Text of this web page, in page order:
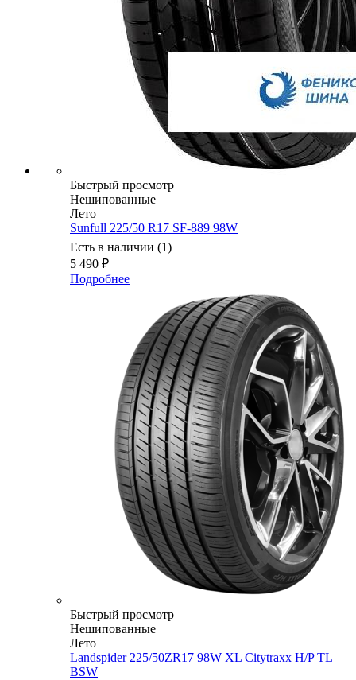
Быстрый просмотр
Нешипованные
Лето
Sunfull 225/50 R17 SF-889 98W
Есть в наличии (1)
5 490 ₽
Подробнее
Быстрый просмотр
Нешипованные
Лето
Landspider 225/50ZR17 98W XL Citytraxx H/P TL
BSW